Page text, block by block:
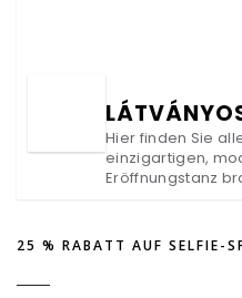
Hier finden Sie
einzigartigen,
Eröffnungstanz
25 % RABATT AUF SELFIE-